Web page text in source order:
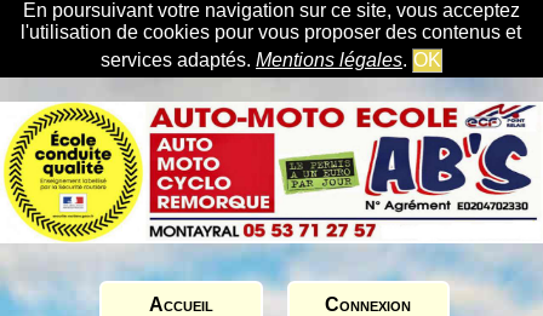
En poursuivant votre navigation sur ce site, vous acceptez
l'utilisation de cookies pour vous proposer des contenus et
services adaptés. Mentions légales. OK
Accueil Connexion